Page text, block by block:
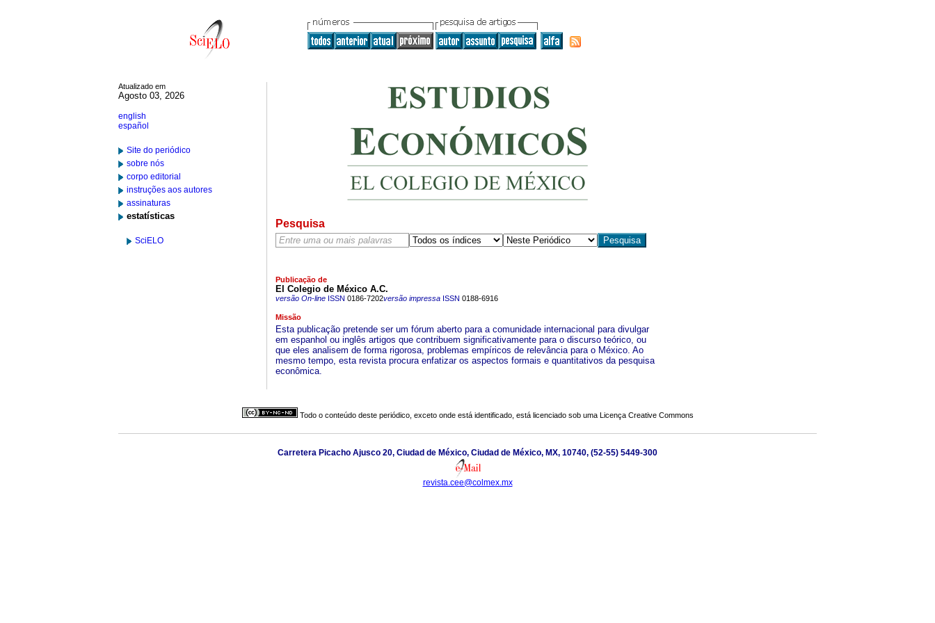
Atualizado em
Agosto 03, 2026
english
español
Site do periódico
sobre nós
corpo editorial
instruções aos autores
assinaturas
estatísticas
SciELO
Pesquisa
Publicação de
El Colegio de México A.C.
versão On-lineISSN 0186-7202versão impressaISSN 0188-6916
Missão
Esta publicação pretende ser um fórum aberto para a comunidade internacional para divulgar
em espanhol ou inglês artigos que contribuem significativamente para o discurso teórico, ou
que eles analisem de forma rigorosa, problemas empíricos de relevância para o México. Ao
mesmo tempo, esta revista procura enfatizar os aspectos formais e quantitativos da pesquisa
econômica.
Todo o conteúdo deste periódico, exceto onde está identificado, está licenciado sob uma Licença Creative Commons
Carretera Picacho Ajusco 20, Ciudad de México, Ciudad de México, MX, 10740, (52-55) 5449-300
revista.cee@colmex.mx